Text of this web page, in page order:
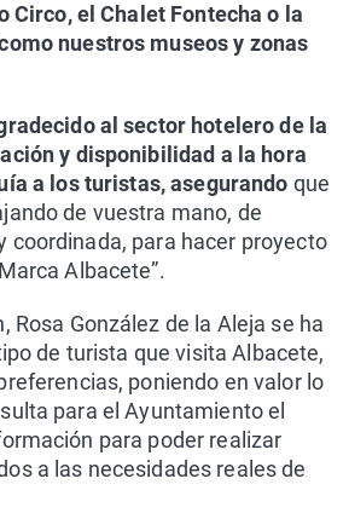
Circo, el Chalet Fontecha o la
nuestros museos y zonas
al sector hotelero de la
y disponibilidad a la hora
a los turistas, asegurando que
de vuestra mano, de
coordinada, para hacer proyecto
Albacete”.
Rosa González de la Aleja se ha
de turista que visita Albacete,
poniendo en valor lo
para el Ayuntamiento el
para poder realizar
a las necesidades reales de